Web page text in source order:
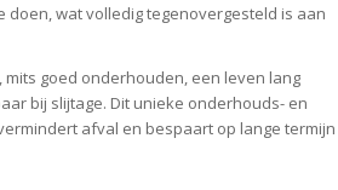
wat volledig tegenovergesteld is aan
mits goed onderhouden, een leven lang
bij slijtage. Dit unieke onderhouds- en
afval en bespaart op lange termijn